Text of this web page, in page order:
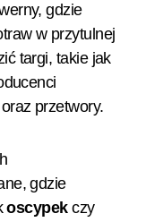
gdzie
w przytulnej
targi, takie jak
przetwory.
gdzie
oscypekczy